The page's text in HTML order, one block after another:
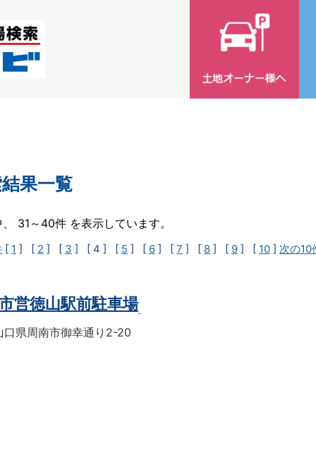
果一覧
31～40件 を表示しています。
[ 1 ] [ 2 ] [ 3 ] [ 4 ] [ 5 ] [ 6 ] [ 7 ] [ 8 ] [ 9 ] [ 10 ] 次の10
営徳山駅前駐車場
口県周南市御幸通り2-20